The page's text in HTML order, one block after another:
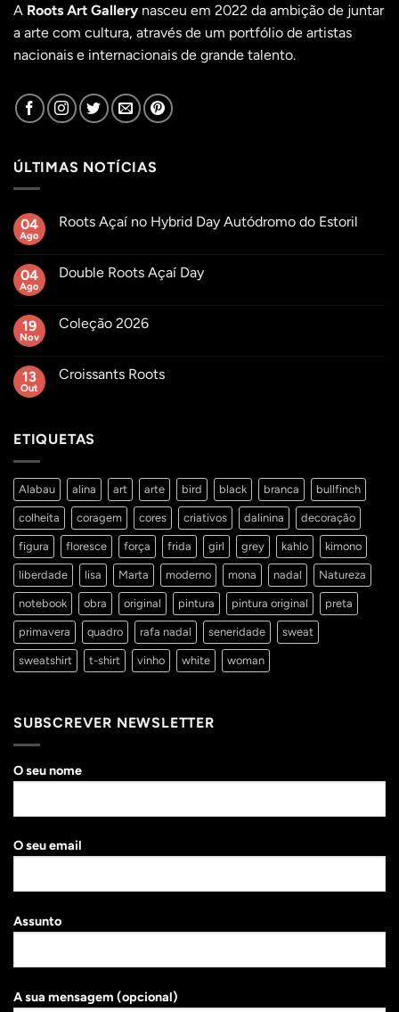
A Roots Art Gallery nasceu em 2022 da ambição de juntar
a arte com cultura, através de um portfólio de artistas
nacionais e internacionais de grande talento.
ÚLTIMAS NOTÍCIAS
04
Ago
Roots Açaí no Hybrid Day Autódromo do Estoril
Roots
Day
Autódromo
04
Ago
Double Roots Açaí Day
Double
19
Nov
Coleção 2026
Coleção
13
Out
Croissants Roots
Roots
ETIQUETAS
Alabau alina art arte bird black branca bullfinch
colheita coragem cores criativos dalinina decoração
figura floresce força frida girl grey kahlo kimono
liberdade lisa Marta moderno mona nadal Natureza
notebook obra original pintura pintura original preta
primavera quadro rafa nadal seneridade sweat
sweatshirt t-shirt vinho white woman
SUBSCREVER NEWSLETTER
O seu nome
O seu email
Assunto
A sua mensagem (opcional)